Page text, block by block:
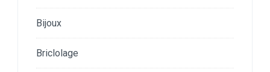
Bijoux
Briclolage